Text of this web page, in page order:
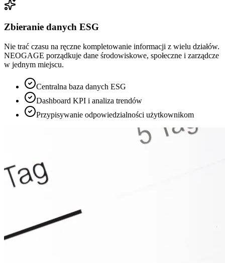
Zbieranie danych ESG
Nie trać czasu na ręczne kompletowanie informacji z wielu działów.
NEOGAGE porządkuje dane środowiskowe, społeczne i zarządcze
w jednym miejscu.
Centralna baza danych ESG
Dashboard KPI i analiza trendów
Przypisywanie odpowiedzialności użytkownikom